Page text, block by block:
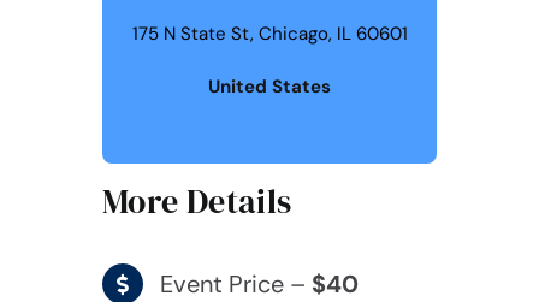
175 N State St, Chicago, IL 60601
United States
More Details
Event Price – $40